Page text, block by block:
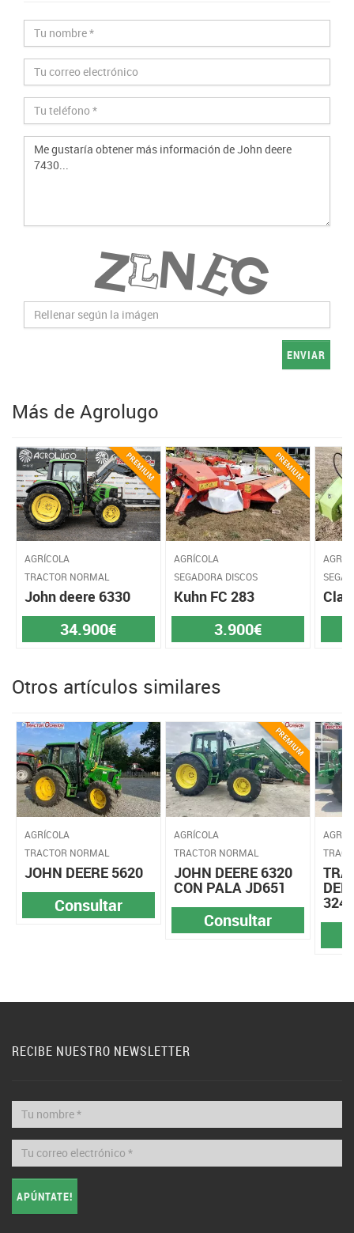
ENVIAR
Más de Agrolugo
AGRÍCOLA
TRACTOR NORMAL
John deere 6330
34.900€
AGRÍCOLA
SEGADORA DISCOS
Kuhn FC 283
3.900€
Otros artículos similares
AGRÍCOLA
TRACTOR NORMAL
JOHN DEERE 5620
Consultar
AGRÍCOLA
TRACTOR NORMAL
JOHN DEERE 6320
CON PALA JD651
Consultar
3240
RECIBE NUESTRO NEWSLETTER
APÚNTATE!